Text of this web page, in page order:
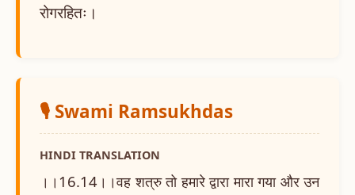
रोगरहितः।
🎙️ Swami Ramsukhdas
HINDI TRANSLATION
।।16.14।।वह शत्रु तो हमारे द्वारा मारा गया और उन